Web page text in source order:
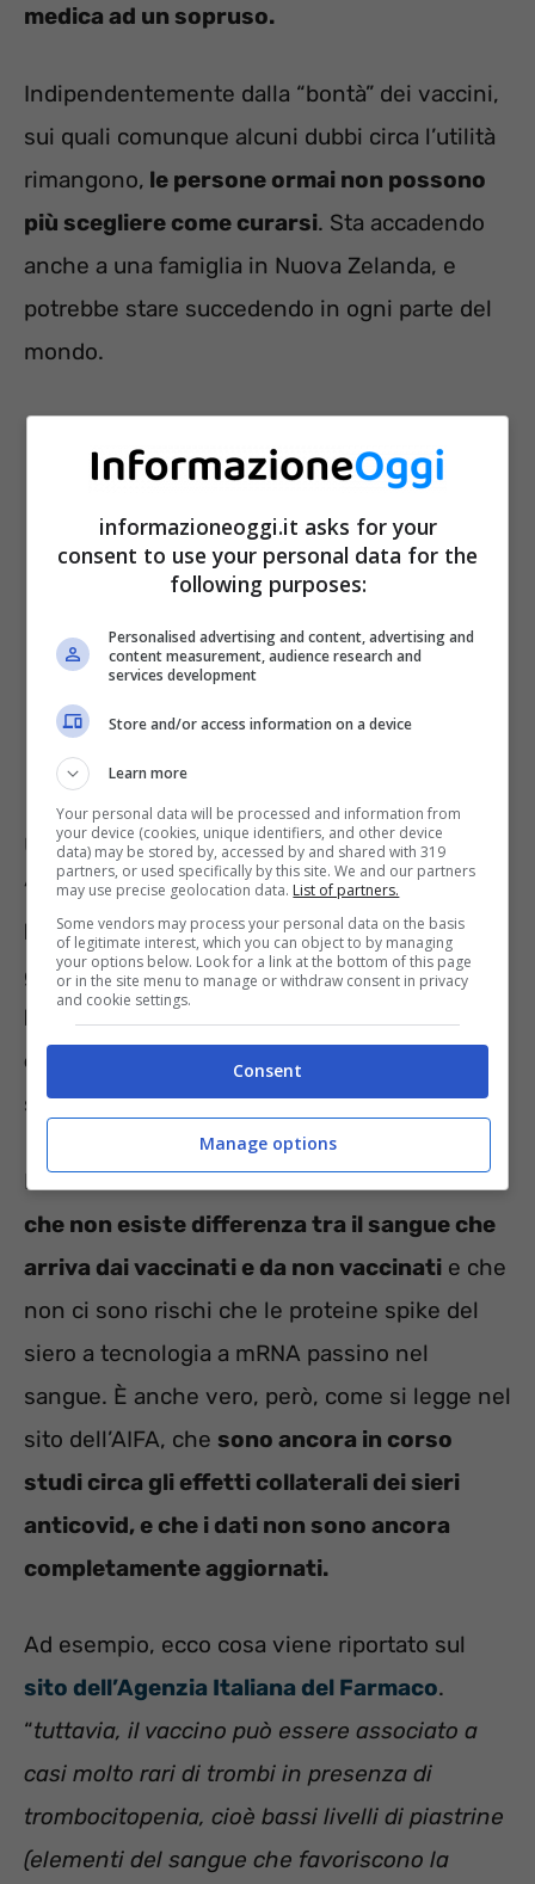
medica ad un sopruso.
Indipendentemente dalla “bontà” dei vaccini,
sui quali comunque alcuni dubbi circa l’utilità
rimangono, le persone ormai non possono
più scegliere come curarsi. Sta accadendo
anche a una famiglia in Nuova Zelanda, e
potrebbe stare succedendo in ogni parte del
mondo.
Il caso del neonato operato in
Nuova Zelanda
Unacoppia di genitori ha messo in dubbio la
“sicurezza” del sangue da trasfondere al
loro figlio di appena 4 mesi, malato
gravemente al cuore.Le Autorità Sanitarie
hanno respinto la causa intentata dalla
coppia
, che non voleva venisse usato
sangue di persone vaccinate.
Il New Zealand Blood Servicehadichiarato
che non esiste differenza tra il sangue che
arriva dai vaccinati e da non vaccinati e che
non ci sono rischi che le proteine spike del
siero a tecnologia a mRNA passino nel
sangue. È anche vero, però, come si legge nel
sito dell’AIFA, che sono ancora in corso
studi circa gli effetti collaterali dei sieri
anticovid, e che i dati non sono ancora
completamente aggiornati.
Ad esempio, ecco cosa viene riportato sul
sito dell’Agenzia Italiana del Farmaco.
“tuttavia, il vaccino può essere associato a
casi molto rari di trombi in presenza di
trombocitopenia, cioè bassi livelli di piastrine
(elementi del sangue che favoriscono la
informazioneoggi.it asks for your
consent to use your personal data for the
following purposes:
Personalised advertising and content, advertising and
content measurement, audience research and
services development
Store and/or access information on a device
Learn more
Your personal data will be processed and information from
your device (cookies, unique identifiers, and other device
data) may be stored by, accessed by and shared with 319
partners, or used specifically by this site. We and our partners
may use precise geolocation data. List of partners.
Some vendors may process your personal data on the basis
of legitimate interest, which you can object to by managing
your options below. Look for a link at the bottom of this page
or in the site menu to manage or withdraw consent in privacy
and cookie settings.
Consent
Manage options